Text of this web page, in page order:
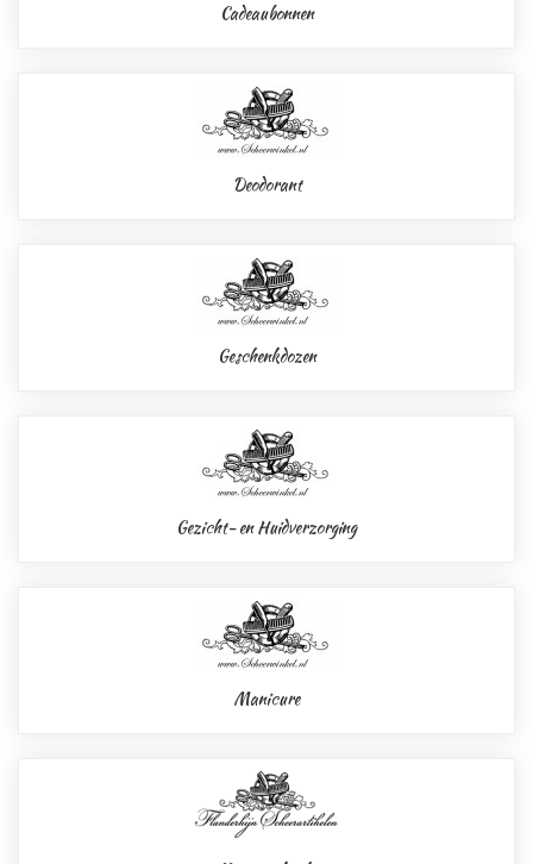
Cadeaubonnen
Deodorant
Geschenkdozen
Gezicht- en Huidverzorging
Manicure